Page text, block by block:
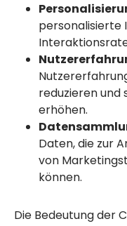
personalisierte
reduzieren und
erhöhen.
Daten, die zur
von
können.
Die Bedeutung der